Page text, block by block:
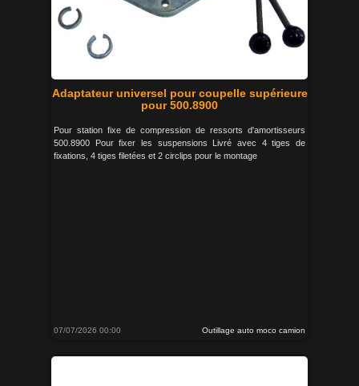
Adaptateur universel pour coupelle supérieure
pour 500.8900
Pour station fixe de compression de ressorts d'amortisseurs
500.8900 Pour fixer les suspensions Livré avec 4 tiges de
fixations, 4 tiges filetées et 2 circlips pour le montage
07/07/2026 00:00 Outillage auto moco camion